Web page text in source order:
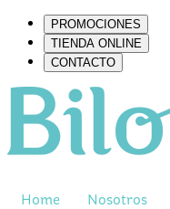
PROMOCIONES
TIENDA ONLINE
CONTACTO
Home Nosotros